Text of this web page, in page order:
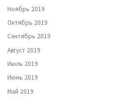
Ноябрь 2019
Октябрь 2019
Сентябрь 2019
Август 2019
Июль 2019
Июнь 2019
Май 2019